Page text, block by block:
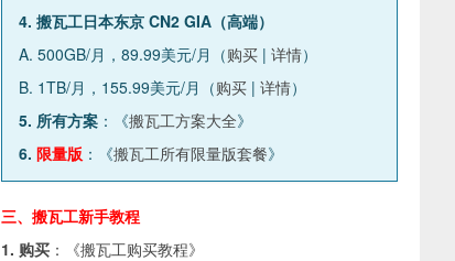
4. 搬瓦工日本东京 CN2 GIA（高端）
A. 500GB/月，89.99美元/月（购买 | 详情）
B. 1TB/月，155.99美元/月（购买 | 详情）
5. 所有方案 ：《搬瓦工方案大全》
6. 限量版 ：《搬瓦工所有限量版套餐》
三、搬瓦工新手教程
1. 购买 ：《搬瓦工购买教程》